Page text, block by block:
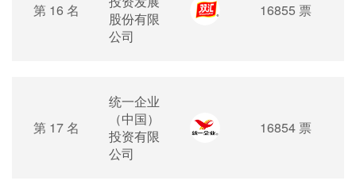
第 16 名
股份有限
公司
16855 票
第 17 名
统一企业
（中国）
投资有限
公司
16854 票